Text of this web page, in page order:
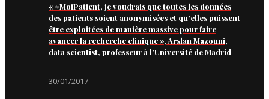
« #MoiPatient, je voudrais que toutes les données
des patients soient anonymisées et qu’elles puissent
être exploitées de manière massive pour faire
avancer la recherche clinique », Arslan Mazouni,
data scientist, professeur à l’Université de Madrid
30/01/2017